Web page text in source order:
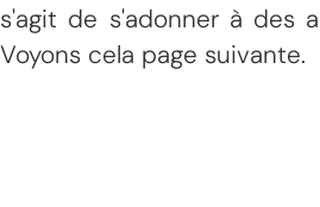
s'agit de s'adonner à des
Voyons cela page suivante.